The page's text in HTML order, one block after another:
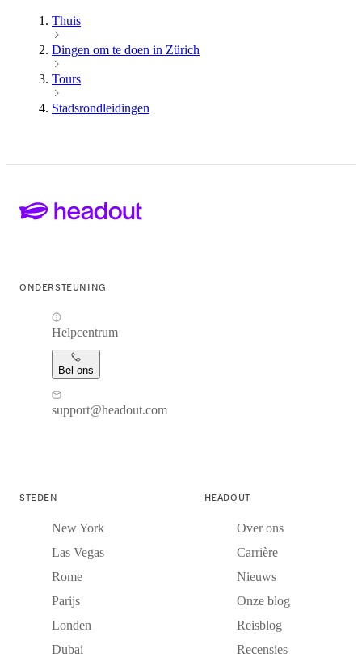
Thuis
Dingen om te doen in Zürich
Tours
Stadsrondleidingen
ONDERSTEUNING
Helpcentrum
Bel ons
support@headout.com
STEDEN
New York
Las Vegas
Rome
Parijs
Londen
Dubai
HEADOUT
Over ons
Carrière
Nieuws
Onze blog
Reisblog
Recensies